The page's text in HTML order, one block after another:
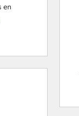
en